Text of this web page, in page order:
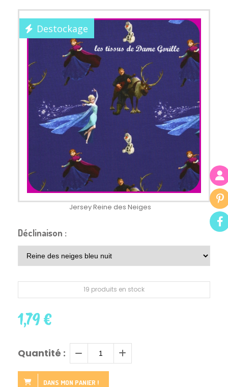
Destockage
Jersey Reine des Neiges
Déclinaison :
19 produits en stock
1,79€
Quantité :
DANS MON PANIER !